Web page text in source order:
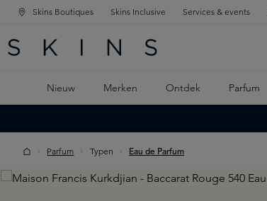
NAVIGATIE
DE HOOFDINHOUD
Skins Boutiques Skins Inclusive Services & events
Nieuw Merken Ontdek Parfum
Parfum Typen Eau de Parfum
Skip image gallery